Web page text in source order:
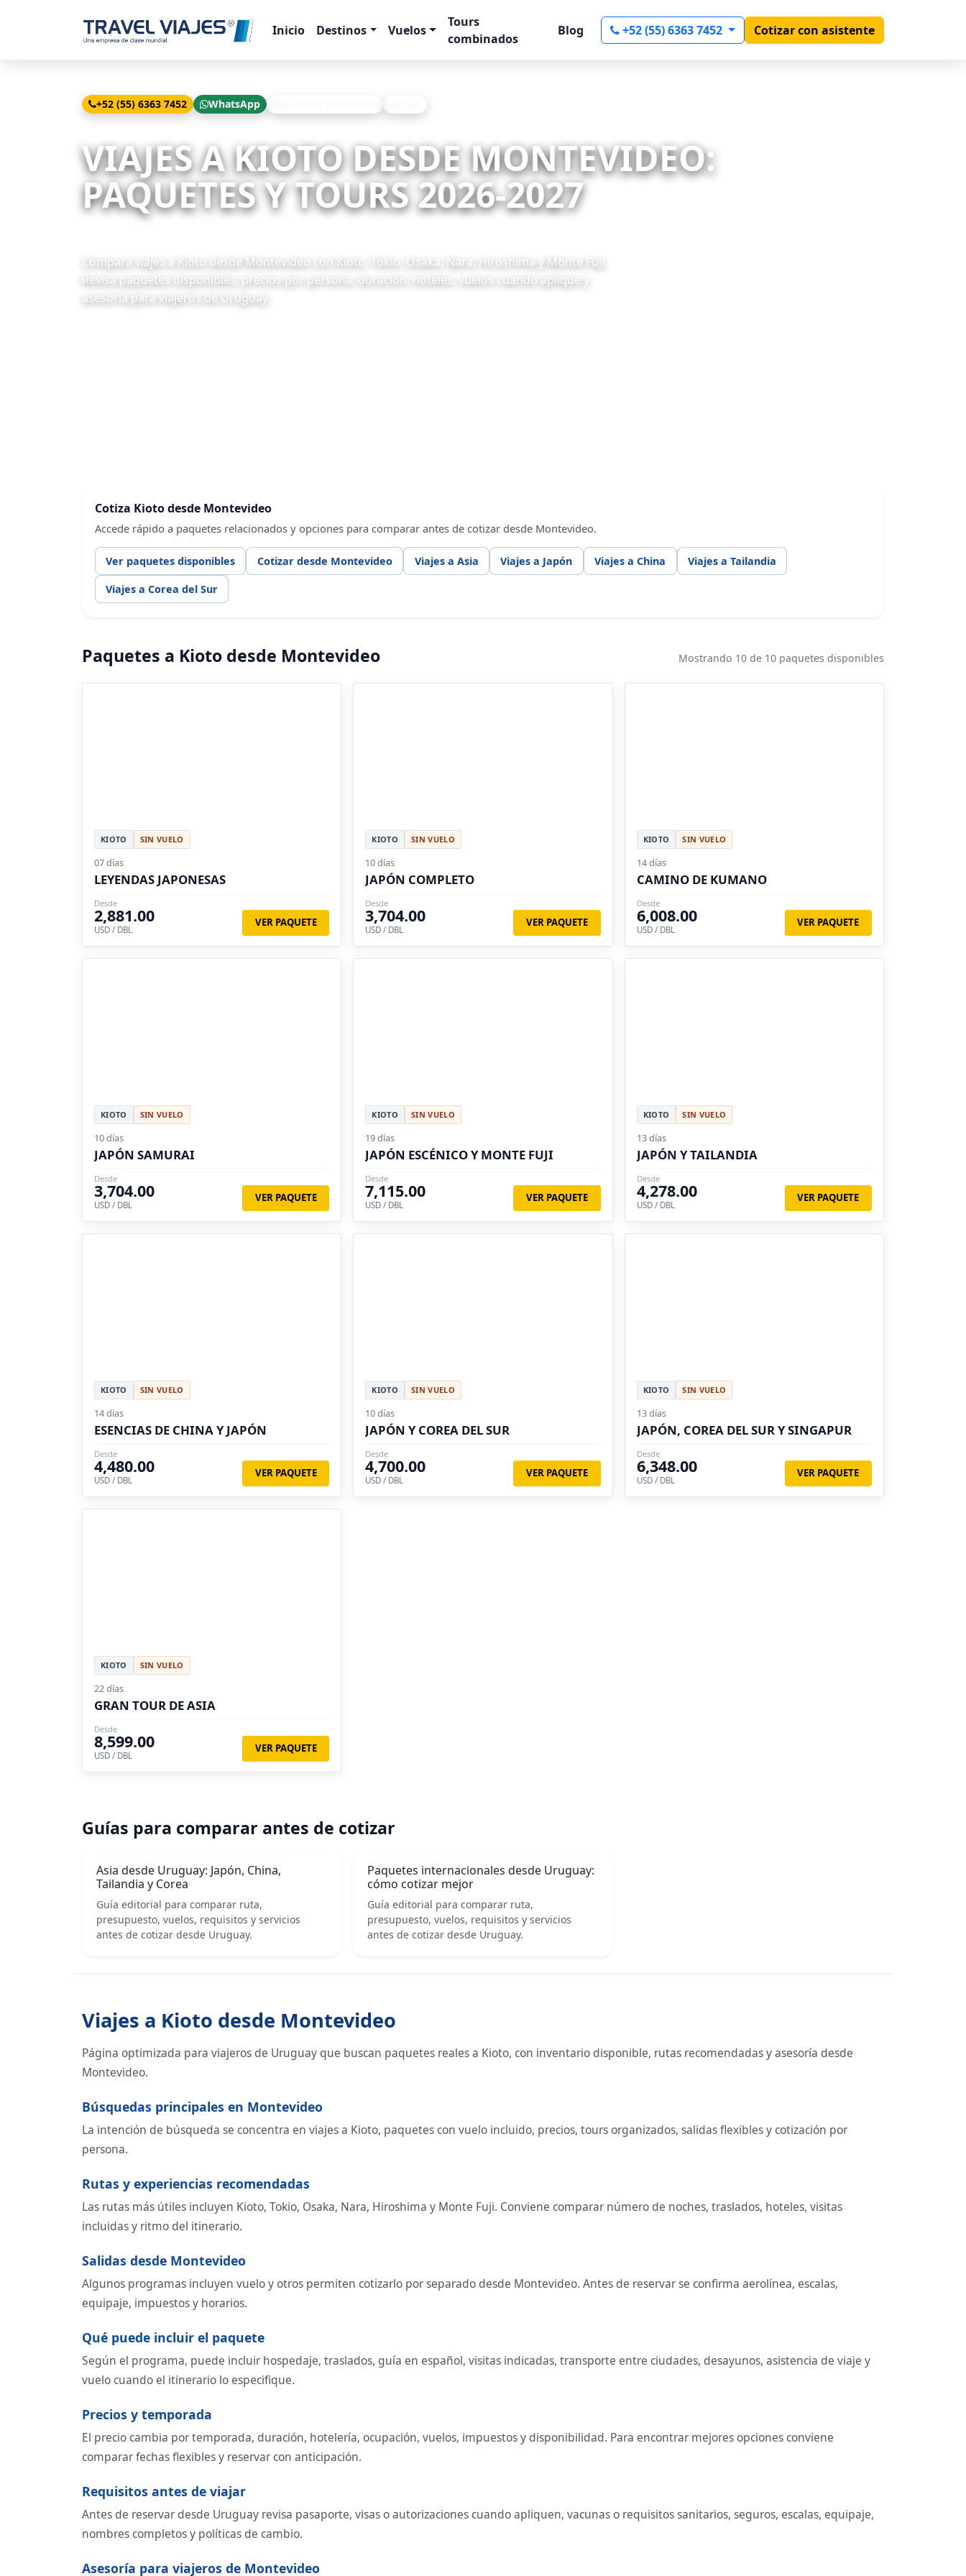
Inicio Destinos Vuelos
Tours
combinados
Blog +52 (55) 6363 7452 Cotizar con asistente
+52 (55) 6363 7452 WhatsApp
VIAJES A KIOTO DESDE MONTEVIDEO:
PAQUETES Y TOURS 2026-2027
Compara viajes a Kioto desde Montevideo con Kioto, Tokio, Osaka, Nara, Hiroshima y Monte Fuji.
Revisa paquetes disponibles, precios por persona, duración, hoteles, vuelos cuando aplique y
asesoría para viajeros de Uruguay.
Cotiza Kioto desde Montevideo
Accede rápido a paquetes relacionados y opciones para comparar antes de cotizar desde Montevideo.
Ver paquetes disponibles Cotizar desde Montevideo Viajes a Asia Viajes a Japón Viajes a China Viajes a Tailandia
Viajes a Corea del Sur
Paquetes a Kioto desde Montevideo Mostrando 10 de 10 paquetes disponibles
KIOTO SIN VUELO
07 días
LEYENDAS JAPONESAS
Desde
2,881.00
USD / DBL
VER PAQUETE
KIOTO SIN VUELO
10 días
JAPÓN COMPLETO
Desde
3,704.00
USD / DBL
VER PAQUETE
KIOTO SIN VUELO
14 días
CAMINO DE KUMANO
Desde
6,008.00
USD / DBL
VER PAQUETE
KIOTO SIN VUELO
10 días
JAPÓN SAMURAI
Desde
3,704.00
USD / DBL
VER PAQUETE
KIOTO SIN VUELO
19 días
JAPÓN ESCÉNICO Y MONTE FUJI
Desde
7,115.00
USD / DBL
VER PAQUETE
KIOTO SIN VUELO
13 días
JAPÓN Y TAILANDIA
Desde
4,278.00
USD / DBL
VER PAQUETE
KIOTO SIN VUELO
14 días
ESENCIAS DE CHINA Y JAPÓN
Desde
4,480.00
USD / DBL
VER PAQUETE
KIOTO SIN VUELO
10 días
JAPÓN Y COREA DEL SUR
Desde
4,700.00
USD / DBL
VER PAQUETE
KIOTO SIN VUELO
13 días
JAPÓN, COREA DEL SUR Y SINGAPUR
Desde
6,348.00
USD / DBL
VER PAQUETE
KIOTO SIN VUELO
22 días
GRAN TOUR DE ASIA
Desde
8,599.00
USD / DBL
VER PAQUETE
Guías para comparar antes de cotizar
Asia desde Uruguay: Japón, China,
Tailandia y Corea
Guía editorial para comparar ruta,
presupuesto, vuelos, requisitos y servicios
antes de cotizar desde Uruguay.
Paquetes internacionales desde Uruguay:
cómo cotizar mejor
Guía editorial para comparar ruta,
presupuesto, vuelos, requisitos y servicios
antes de cotizar desde Uruguay.
Viajes a Kioto desde Montevideo
Página optimizada para viajeros de Uruguay que buscan paquetes reales a Kioto, con inventario disponible, rutas recomendadas y asesoría desde
Montevideo.
Búsquedas principales en Montevideo
La intención de búsqueda se concentra en viajes a Kioto, paquetes con vuelo incluido, precios, tours organizados, salidas flexibles y cotización por
persona.
Rutas y experiencias recomendadas
Las rutas más útiles incluyen Kioto, Tokio, Osaka, Nara, Hiroshima y Monte Fuji. Conviene comparar número de noches, traslados, hoteles, visitas
incluidas y ritmo del itinerario.
Salidas desde Montevideo
Algunos programas incluyen vuelo y otros permiten cotizarlo por separado desde Montevideo. Antes de reservar se confirma aerolínea, escalas,
equipaje, impuestos y horarios.
Qué puede incluir el paquete
Según el programa, puede incluir hospedaje, traslados, guía en español, visitas indicadas, transporte entre ciudades, desayunos, asistencia de viaje y
vuelo cuando el itinerario lo especifique.
Precios y temporada
El precio cambia por temporada, duración, hotelería, ocupación, vuelos, impuestos y disponibilidad. Para encontrar mejores opciones conviene
comparar fechas flexibles y reservar con anticipación.
Requisitos antes de viajar
Antes de reservar desde Uruguay revisa pasaporte, visas o autorizaciones cuando apliquen, vacunas o requisitos sanitarios, seguros, escalas, equipaje,
nombres completos y políticas de cambio.
Asesoría para viajeros de Montevideo